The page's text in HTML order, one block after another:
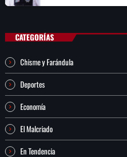
CATEGORÍAS
Chisme y Farándula
Deportes
Economía
El Malcriado
En Tendencia